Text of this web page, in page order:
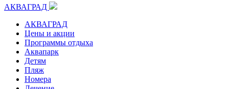
АКВАГРАД
АКВАГРАД
Цены и акции
Программы отдыха
Аквапарк
Детям
Пляж
Номера